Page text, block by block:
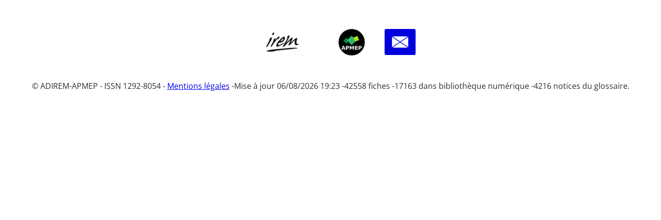
© ADIREM-APMEP - ISSN 1292-8054 - Mentions légales -Mise à jour 06/08/2026 19:23 -42558 fiches -17163 dans bibliothèque numérique -4216 notices du glossaire.